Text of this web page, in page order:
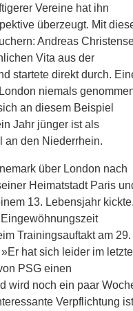
Vereine hat ihn
überzeugt. Mit
Andreas
Vita aus der
startete direkt durch.
niemals
an diesem Beispiel
Jahr jünger ist als
an den Niederrhein.
über London nach
Heimatstadt Paris
13. Lebensjahr
Trainingsauftakt am 29.
hat sich leider im
PSG einen
wird noch ein paar
Verpflichtung ist